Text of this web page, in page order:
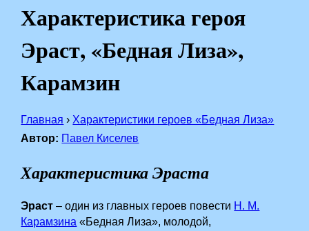
Характеристика героя
Эраст, «Бедная Лиза»,
Карамзин
Главная › Характеристики героев «Бедная Лиза»
Автор: Павел Киселев
Характеристика Эраста
Эраст – один из главных героев повести Н. М.
Карамзина «Бедная Лиза», молодой,